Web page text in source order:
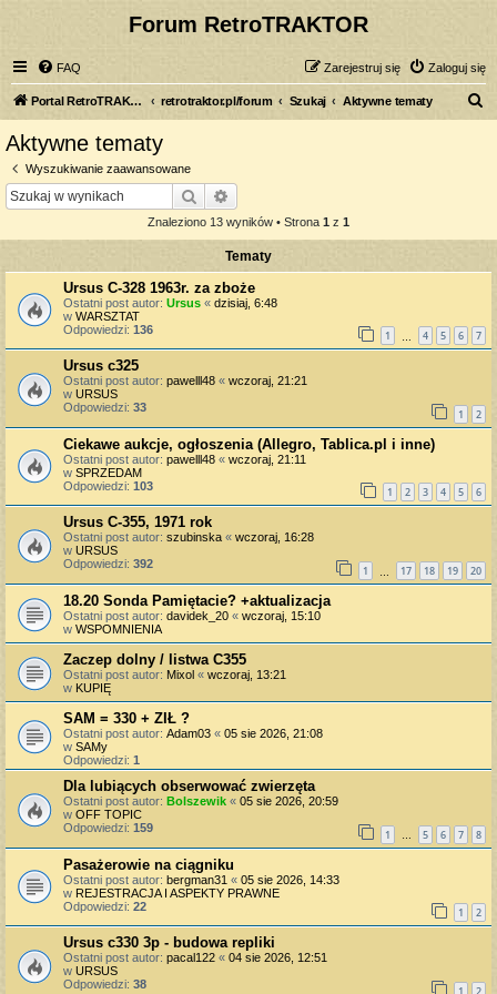
Forum RetroTRAKTOR
FAQ Zaloguj się
Zarejestruj się
Portal RetroTRAKTOR.pl retrotraktor.pl/forum Szukaj Aktywne tematy
Aktywne tematy
Wyszukiwanie zaawansowane
Szukaj
Znaleziono 13 wyników • Strona 1 z 1
Tematy
Ursus C-328 1963r. za zboże
Ostatni post autor: Ursus « dzisiaj, 6:48
w WARSZTAT
Odpowiedzi: 136 1 4 5 6 7
Ursus c325
Ostatni post autor: pawelll48 « wczoraj, 21:21
w URSUS
Odpowiedzi: 33 1 2
Ciekawe aukcje, ogłoszenia (Allegro, Tablica.pl i inne)
Ostatni post autor: pawelll48 « wczoraj, 21:11
w SPRZEDAM
Odpowiedzi: 103 1 2 3 4 5 6
Ursus C-355, 1971 rok
Ostatni post autor: szubinska « wczoraj, 16:28
w URSUS
Odpowiedzi: 392 1 17 18 19 20
18.20 Sonda Pamiętacie? +aktualizacja
Ostatni post autor: davidek_20 « wczoraj, 15:10
w WSPOMNIENIA
Zaczep dolny / listwa C355
Ostatni post autor: Mixol « wczoraj, 13:21
w KUPIĘ
SAM = 330 + ZIŁ ?
Ostatni post autor: Adam03 « 05 sie 2026, 21:08
w SAMy
Odpowiedzi: 1
Dla lubiących obserwować zwierzęta
Ostatni post autor: Bolszewik « 05 sie 2026, 20:59
w OFF TOPIC
Odpowiedzi: 159 1 … 5 6 7 8
Pasażerowie na ciągniku
Ostatni post autor: bergman31 « 05 sie 2026, 14:33
w REJESTRACJA I ASPEKTY PRAWNE
Odpowiedzi: 22 1 2
Ursus c330 3p - budowa repliki
Ostatni post autor: pacal122 « 04 sie 2026, 12:51
w URSUS
Odpowiedzi: 38